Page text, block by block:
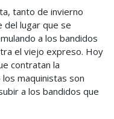
tanto de invierno
del lugar que se
a los bandidos
el viejo expreso. Hoy
contratan la
maquinistas son
a los bandidos que